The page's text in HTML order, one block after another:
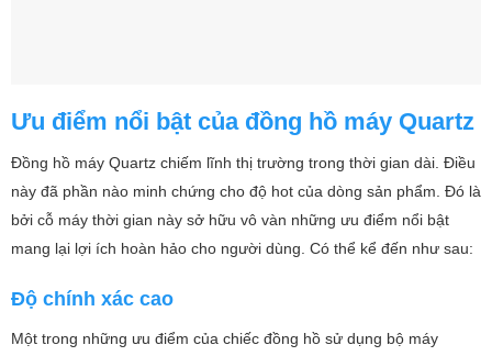
Ưu điểm nổi bật của đồng hồ máy Quartz
Đồng hồ máy Quartz chiếm lĩnh thị trường trong thời gian dài. Điều
này đã phần nào minh chứng cho độ hot của dòng sản phẩm. Đó là
bởi cỗ máy thời gian này sở hữu vô vàn những ưu điểm nổi bật
mang lại lợi ích hoàn hảo cho người dùng. Có thể kể đến như sau:
Độ chính xác cao
Một trong những ưu điểm của chiếc đồng hồ sử dụng bộ máy